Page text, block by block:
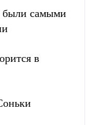
были самыми
в